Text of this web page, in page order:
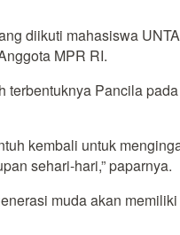
diikuti mahasiswa
MPR RI.
Pancila
kembali untuk
sehari-hari,” paparnya.
muda akan